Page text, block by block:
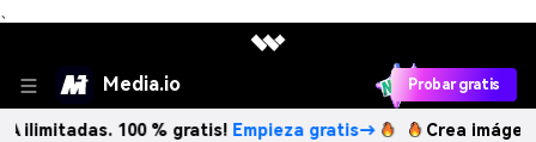
、
Media.io Probar gratis
100 % gratis! Empieza gratis→ Crea imágenes IA